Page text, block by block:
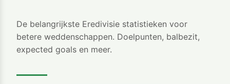
De belangrijkste Eredivisie statistieken voor
betere weddenschappen. Doelpunten, balbezit,
expected goals en meer.